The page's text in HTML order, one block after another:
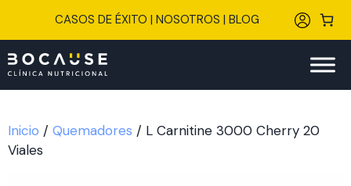
CASOS DE ÉXITO | NOSOTROS | BLOG
Inicio / Quemadores / L Carnitine 3000 Cherry 20
Viales